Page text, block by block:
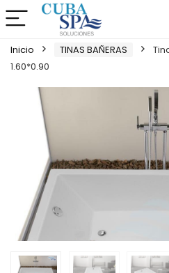
Inicio TINAS BAÑERAS
1.60*0.90